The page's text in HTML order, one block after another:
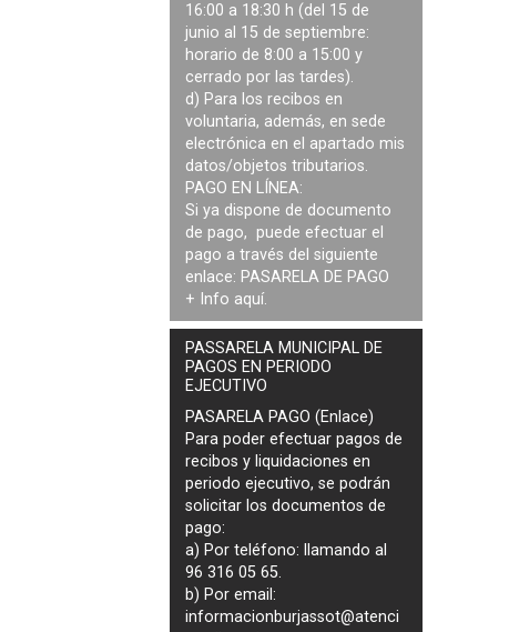
16:00 a 18:30 h (del 15 de
junio al 15 de septiembre:
horario de 8:00 a 15:00 y
cerrado por las tardes).
d) Para los recibos en
voluntaria, además, en sede
electrónica en el apartado mis
datos/objetos tributarios.
PAGO EN LÍNEA:
Si ya dispone de documento
de pago, puede efectuar el
pago a través del siguiente
enlace: PASARELA DE PAGO
+ Info aquí.
PASSARELA MUNICIPAL DE
PAGOS EN PERIODO
EJECUTIVO
PASARELA PAGO (Enlace)
Para poder efectuar pagos de
recibos y liquidaciones en
periodo ejecutivo, se podrán
solicitar los documentos de
pago:
a) Por teléfono: llamando al
96 316 05 65.
b) Por email:
informacionburjassot@atenci